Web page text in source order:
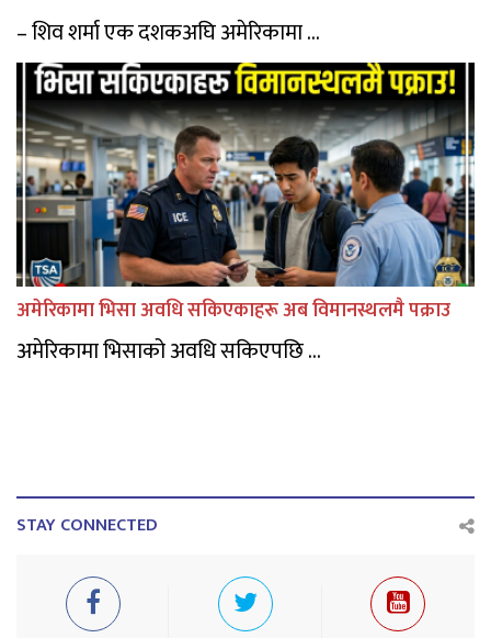
– शिव शर्मा एक दशकअघि अमेरिकामा ...
अमेरिकामा भिसा अवधि सकिएकाहरू अब विमानस्थलमै पक्राउ
अमेरिकामा भिसाको अवधि सकिएपछि ...
STAY CONNECTED